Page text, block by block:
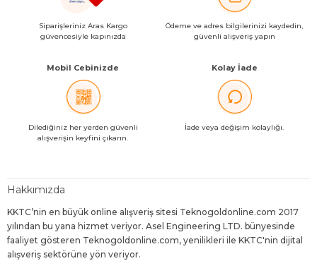
Siparişleriniz Aras Kargo
güvencesiyle kapınızda
Ödeme ve adres bilgilerinizi kaydedin,
güvenli alışveriş yapın
Mobil Cebinizde
Dilediğiniz her yerden güvenli
alışverişin keyfini çıkarın.
Kolay İade
İade veya değişim kolaylığı.
Hakkımızda
KKTC’nin en büyük online alışveriş sitesi Teknogoldonline.com 2017
yılından bu yana hizmet veriyor. Asel Engineering LTD. bünyesinde
faaliyet gösteren Teknogoldonline.com, yenilikleri ile KKTC'nin dijital
alışveriş sektörüne yön veriyor.